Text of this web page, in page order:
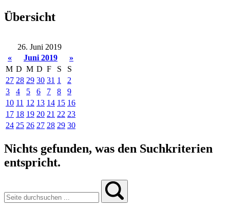
Übersicht
26. Juni 2019
«
Juni 2019
»
M D M D F S
S
27 28 29 30 31 1
2
3
4 5 6 7 8
9
10 11 12 13 14 15 16
17 18 19 20 21 22 23
24 25 26 27 28 29 30
Nichts gefunden, was den Suchkriterien
entspricht.